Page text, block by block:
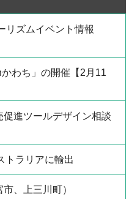
リズムイベント情報
かわち」の開催【2月11
進ツールデザイン相談
トラリアに輸出
、上三川町）